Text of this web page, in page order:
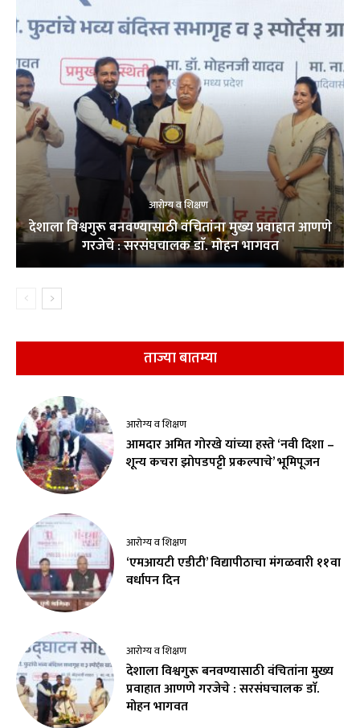
आरोग्य व शिक्षण
देशाला विश्वगुरू बनवण्यासाठी वंचितांना मुख्य प्रवाहात आणणे
गरजेचे : सरसंघचालक डाॅ. मोहन भागवत
ताज्या बातम्या
आरोग्य व शिक्षण
आमदार अमित गोरखे यांच्या हस्ते ‘नवी दिशा –
शून्य कचरा झोपडपट्टी प्रकल्पाचे’ भूमिपूजन
आरोग्य व शिक्षण
‘एमआयटी एडीटी’ विद्यापीठाचा मंगळवारी ११वा
वर्धापन दिन
आरोग्य व शिक्षण
देशाला विश्वगुरू बनवण्यासाठी वंचितांना मुख्य
प्रवाहात आणणे गरजेचे : सरसंघचालक डाॅ.
मोहन भागवत